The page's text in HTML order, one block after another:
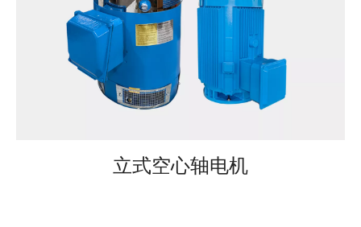
立式空心轴电机